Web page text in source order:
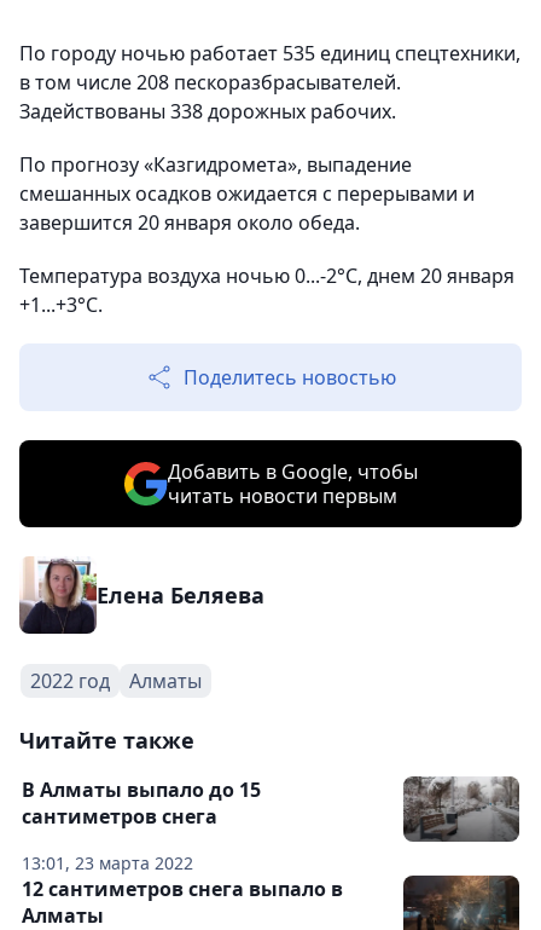
По городу ночью работает 535 единиц спецтехники,
в том числе 208 пескоразбрасывателей.
Задействованы 338 дорожных рабочих.
По прогнозу «Казгидромета», выпадение
смешанных осадков ожидается с перерывами и
завершится 20 января около обеда.
Температура воздуха ночью 0...-2°С, днем 20 января
+1...+3°С.
Поделитесь новостью
Добавить в Google, чтобы
читать новости первым
Елена Беляева
2022 год Алматы
Читайте также
13:01, 23 марта 2022
В Алматы выпало до 15
сантиметров снега
12 сантиметров снега выпало в
Алматы